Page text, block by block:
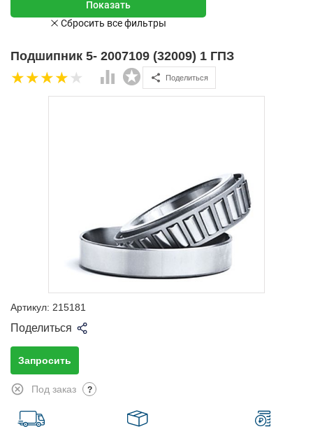
Подшипник 5- 2007109 (32009) 1 ГПЗ
Поделиться
Артикул: 215181
Поделиться
Запросить
Под заказ ?